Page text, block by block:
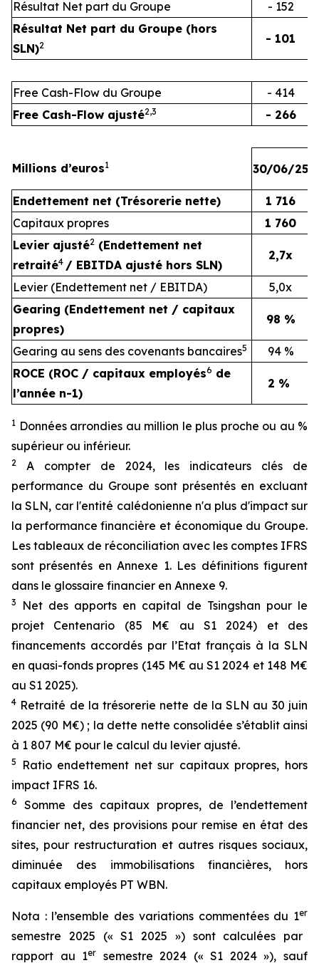
Résultat Net part du Groupe
- 152
Résultat Net part du Groupe (hors
SLN)2 - 101
Free Cash-Flow du Groupe
- 414
Free Cash-Flow ajusté2,3 - 266
Millions d’euros1 30/06/25
Endettement net (Trésorerie nette)
1 716
Capitaux propres
1 760
Levier ajusté2 (Endettement net
retraité4 / EBITDA ajusté hors SLN)
2,7x
Levier (Endettement net / EBITDA)
5,0x
Gearing (Endettement net / capitaux
propres)
98 %
Gearing au sens des covenants bancaires5
94 %
ROCE (ROC / capitaux employés6 de
l’année n-1)
2 %
1 Données arrondies au million le plus proche ou au %
supérieur ou inférieur.
2
A compter de 2024, les indicateurs clés de
performance du Groupe sont présentés en excluant
la SLN, car l'entité calédonienne n'a plus d'impact sur
la performance financière et économique du Groupe.
Les tableaux de réconciliation avec les comptes IFRS
sont présentés en Annexe 1. Les définitions figurent
dans le glossaire financier en Annexe 9.
3
Net des apports en capital de Tsingshan pour le
projet Centenario (85 M€ au S1 2024) et des
financements accordés par l’Etat français à la SLN
en quasi-fonds propres (145 M€ au S1 2024 et 148 M€
au S1 2025).
4 Retraité de la trésorerie nette de la SLN au 30 juin
2025 (90 M€) ; la dette nette consolidée s’établit ainsi
à 1 807 M€ pour le calcul du levier ajusté.
5
Ratio endettement net sur capitaux propres, hors
impact IFRS 16.
6
Somme des capitaux propres, de l’endettement
financier net, des provisions pour remise en état des
sites, pour restructuration et autres risques sociaux,
diminuée des immobilisations financières, hors
capitaux employés PT WBN.
Nota : l’ensemble des variations commentées du 1er
semestre 2025 (« S1 2025 ») sont calculées par
rapport au 1er semestre 2024 (« S1 2024 »), sauf